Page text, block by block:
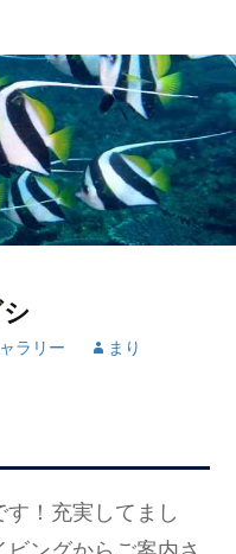
ラリー まり
す！充実してまし
ングからご案内さ